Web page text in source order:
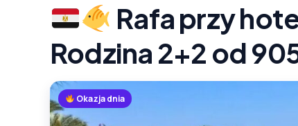
Rafa przy
Rodzina 2+2 od
Okazja dnia